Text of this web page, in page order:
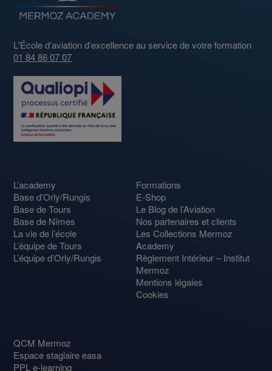
L'École d’aviation d’excellence au service de votre formation
01 84 86 07 07
L’academy
Base d’Orly/Rungis
Base de Tours
Base de Nîmes
La vie de l’école
L’équipe de Tours
L’équipe d’Orly/Rungis
Formations
E-Shop
Le Blog de l’Aviation
Nos partenaires et clients
Les Collections Mermoz
Academy
Règlement Intérieur – Institut
Mermoz
Mentions légales
Cookies
QCM Mermoz
Espace stagiaire easa
PPL e-learning